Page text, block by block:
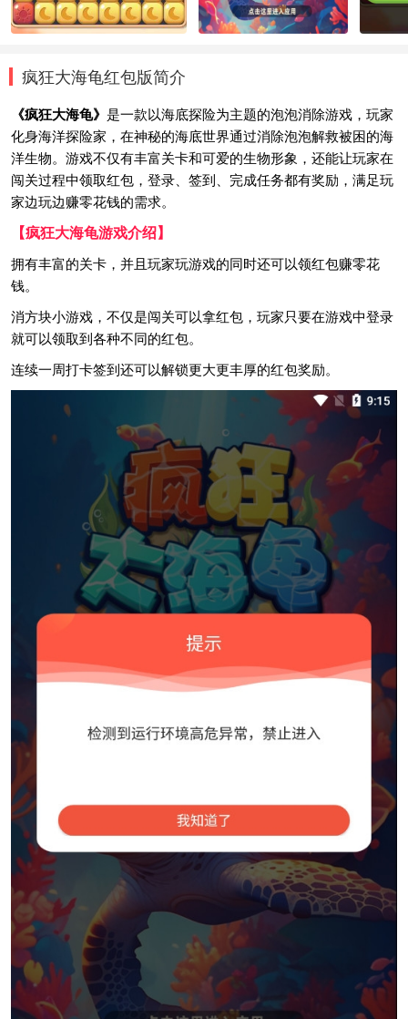
疯狂大海龟红包版简介
《疯狂大海龟》 是一款以海底探险为主题的泡泡消除游戏，玩家
化身海洋探险家，在神秘的海底世界通过消除泡泡解救被困的海
洋生物。游戏不仅有丰富关卡和可爱的生物形象，还能让玩家在
闯关过程中领取红包，登录、签到、完成任务都有奖励，满足玩
家边玩边赚零花钱的需求。
【疯狂大海龟游戏介绍】
拥有丰富的关卡，并且玩家玩游戏的同时还可以领红包赚零花
钱。
消方块小游戏，不仅是闯关可以拿红包，玩家只要在游戏中登录
就可以领取到各种不同的红包。
连续一周打卡签到还可以解锁更大更丰厚的红包奖励。